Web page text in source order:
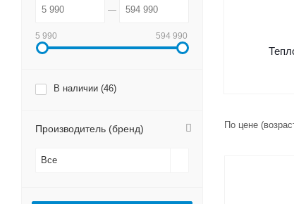
По цене
5 990 594 990
В наличии (46)
Производитель (бренд)
Все